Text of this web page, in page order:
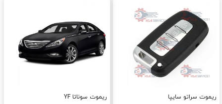
ریموت سراتو سایپا ریموت سوناتا YF